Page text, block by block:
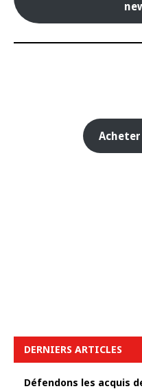
DERNIERS ARTICLES
Défendons les acquis